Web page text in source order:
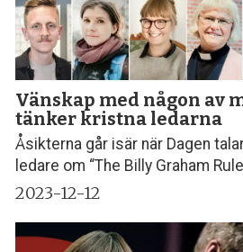
Vänskap med någon av
tänker kristna ledarna
Åsikterna går isär när Dagen
ledare om “The Billy Graham
2023-12-12